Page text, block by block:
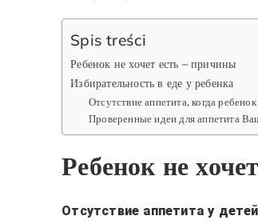
Spis treści
Ребенок не хочет есть – причины
Избирательность в еде у ребенка
Отсутствие аппетита, когда
Проверенные идеи для аппетита
Ребенок не
Отсутствие аппетита у детей